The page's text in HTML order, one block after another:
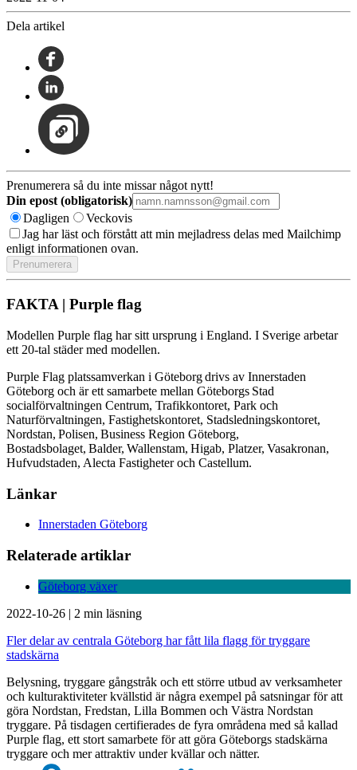
Dela artikel
Prenumerera så du inte missar något nytt!
Din epost (obligatorisk)
Dagligen
Veckovis
Jag har läst och förstått att min mejladress delas med Mailchimp
enligt informationen ovan.
FAKTA | Purple flag
Modellen Purple flag har sitt ursprung i England. I Sverige arbetar
ett 20-tal städer med modellen.
Purple Flag platssamverkan i Göteborg drivs av Innerstaden
Göteborg och är ett samarbete mellan Göteborgs Stad
socialförvaltningen Centrum, Trafikkontoret, Park och
Naturförvaltningen, Fastighetskontoret, Stadsledningskontoret,
Nordstan, Polisen, Business Region Göteborg,
Bostadsbolaget, Balder, Wallenstam, Higab, Platzer, Vasakronan,
Hufvudstaden, Alecta Fastigheter och Castellum.
Länkar
Innerstaden Göteborg
Relaterade artiklar
Göteborg växer
2022-10-26 | 2 min läsning
Fler delar av centrala Göteborg har fått lila flagg för tryggare
stadskärna
Belysning, tryggare gångstråk och ett större utbud av verksamheter
och kulturaktiviteter kvällstid är några exempel på satsningar för att
göra Nordstan, Fredstan, Lilla Bommen och Västra Nordstan
tryggare. På tisdagen certifierades de fyra områdena med så kallad
Purple flag, ett stort samarbete för att göra Göteborgs stadskärna
tryggare och mer attraktiv under kvällar och nätter.